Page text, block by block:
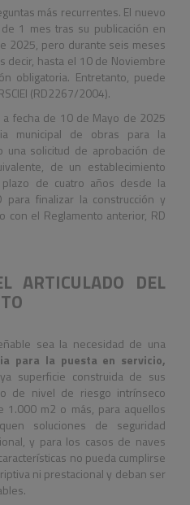
más recurrentes. El nuevo
1 mes tras su publicación en
2025, pero durante seis meses
decir, hasta el 10 de Noviembre
obligatoria. Entretanto, puede
(RD2267/2004).
fecha de 10 de Mayo de 2025
municipal de obras para la
una solicitud de aprobación de
de un establecimiento
de cuatro años desde la
finalizar la construcción y
con el Reglamento anterior, RD
ARTICULADO DEL
sea la necesidad de una
para la puesta en servicio,
superficie construida de sus
de nivel de riesgo intrínseco
1.000 m2 o más, para aquellos
soluciones de seguridad
y para los casos de naves
no pueda cumplirse
ni prestacional y deban ser